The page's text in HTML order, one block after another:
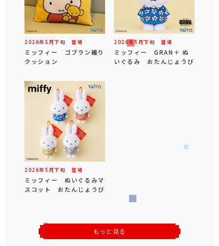
2026年5 月下旬 登場
ミッフィー ゴブラン織り
クッション
2026年5 月下旬 登場
ミッフィー GRAN＋ ぬ
いぐるみ おたんじょうび
2026年5 月下旬 登場
ミッフィー ぬいぐるみマ
スコット おたんじょうび
もっと見る